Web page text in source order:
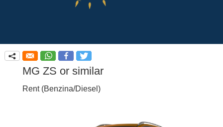
q
MG ZS or similar
Rent(Benzina/Diesel )